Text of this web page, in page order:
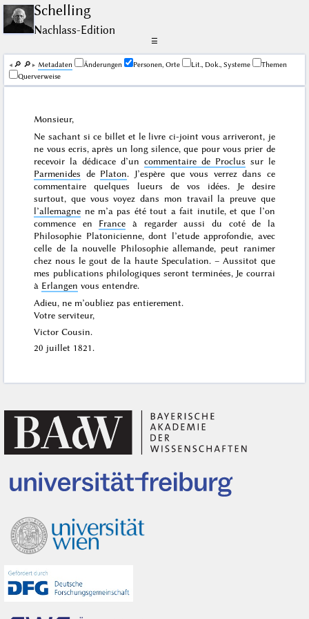
Schelling
Nachlass-Edition
☰
🔎︎ 🔎︎ Me­ta­da­ten Änderungen Personen, Orte Lit., Dok., Systeme
Themen
Querverweise
Monsieur,
Ne sachant si ce billet et le livre ci-joint vous arriveront, je
ne vous ecris, après un long silence, que pour vous prier de
recevoir la dédicace d’un commentaire de Proclus sur le
Parmenides de Platon. J’espère que vous verrez dans ce
commentaire quelques lueurs de vos idées. Je desire
surtout, que vous voyez dans mon travail la preuve que
l’allemagne ne m’a pas été tout a fait inutile, et que l’on
commence en France à regarder aussi du coté de la
Philosophie Platonicienne, dont l’etude approfondie, avec
celle de la nouvelle Philosophie allemande, peut ranimer
chez nous le gout de la haute Speculation. – Aussitot que
mes publications philologiques seront terminées, Je courrai
à Erlangen vous entendre.
Adieu, ne m’oubliez pas entierement.
Votre serviteur,
Victor Cousin.
20 juillet 1821.